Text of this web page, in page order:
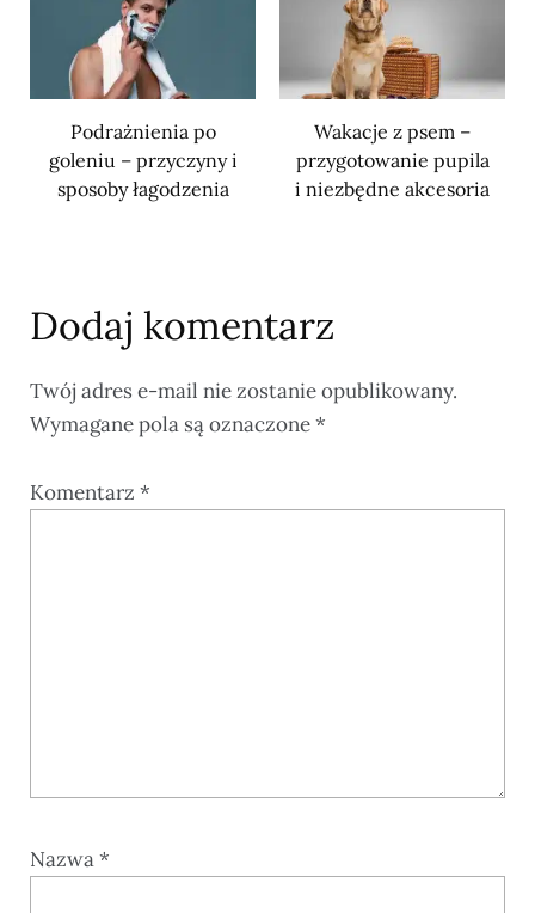
Podrażnienia po
goleniu – przyczyny i
sposoby łagodzenia
Wakacje z psem –
przygotowanie pupila
i niezbędne akcesoria
Dodaj komentarz
Twój adres e-mail nie zostanie opublikowany.
Wymagane pola są oznaczone*
Komentarz *
Nazwa*